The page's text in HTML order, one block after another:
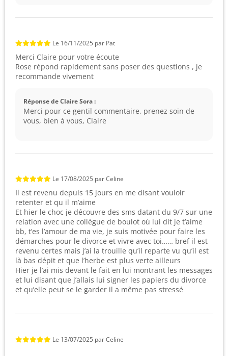
Le 16/11/2025 par Pat
Merci Claire pour votre écoute
Rose répond rapidement sans poser des questions , je
recommande vivement
Réponse de Claire Sora :
Merci pour ce gentil commentaire, prenez soin de
vous, bien à vous, Claire
Le 17/08/2025 parCeline
Il est revenu depuis 15 jours en me disant vouloir
retenter et qu il m’aime
Et hier le choc je découvre des sms datant du 9/7 sur une
relation avec une collègue de boulot où lui dit je t’aime
bb, t’es l’amour de ma vie, je suis motivée pour faire les
démarches pour le divorce et vivre avec toi…… bref il est
revenu certes mais j’ai la trouille qu’il reparte vu qu’il est
là bas dépit et que l’herbe est plus verte ailleurs
Hier je l’ai mis devant le fait en lui montrant les messages
et lui disant que j’allais lui signer les papiers du divorce
et qu’elle peut se le garder il a même pas stressé
Le 13/07/2025 parCeline